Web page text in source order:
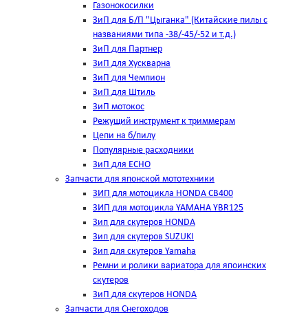
Газонокосилки
ЗиП для Б/П "Цыганка" (Китайские пилы с
названиями типа -38/-45/-52 и т.д.)
ЗиП для Партнер
ЗиП для Хускварна
ЗиП для Чемпион
ЗиП для Штиль
ЗиП мотокос
Режущий инструмент к триммерам
Цепи на б/пилу
Популярные расходники
ЗиП для ЕСНО
Запчасти для японской мототехники
ЗИП для мотоцикла HONDA CB400
ЗИП для мотоцикла YAMAHA YBR125
Зип для скутеров HONDA
Зип для скутеров SUZUKI
Зип для скутеров Yamaha
Ремни и ролики вариатора для япоинских
скутеров
ЗиП для скутеров HONDA
Запчасти для Снегоходов